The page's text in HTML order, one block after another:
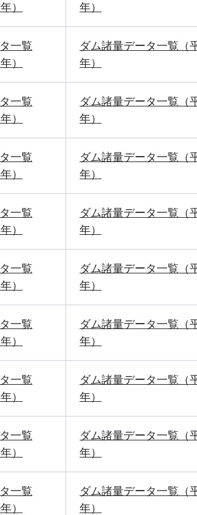
）
年）
一覧
）
ダム諸量データ一覧（
年）
一覧
）
ダム諸量データ一覧（
年）
一覧
）
ダム諸量データ一覧（
年）
一覧
）
ダム諸量データ一覧（
年）
一覧
）
ダム諸量データ一覧（
年）
一覧
）
ダム諸量データ一覧（
年）
一覧
）
ダム諸量データ一覧（
年）
一覧
）
ダム諸量データ一覧（
年）
一覧
）
ダム諸量データ一覧（
年）